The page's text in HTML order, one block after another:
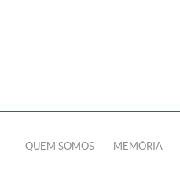
QUEM SOMOS MEMÓRIA